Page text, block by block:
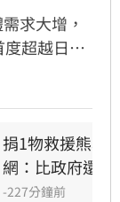
求大增，
超越日
半導體相
捐1物救援熊本
網：比政府還有
-227分鐘前